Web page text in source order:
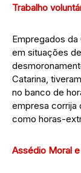
Trabalho
Empregados da
em situações
Catarina,
no banco de
empresa corrija
como horas-
Assédio Moral